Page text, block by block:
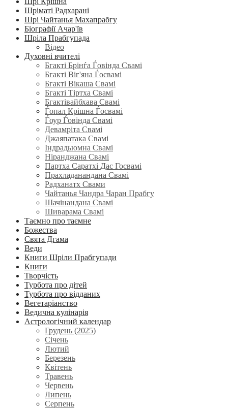
Шріматі Радхарані
Шрі Чайтанья Махапрабгу
Біографії Ачар'їв
Шріла Прабгупада
Відео
Духовні вчителі
Бгакті Брінѓа Ѓовінда Свамі
Бгакті Віг'яна Ѓосвамі
Бгакті Вікаша Свамі
Бгакті Тіртха Свамі
Бгактівайбхава Свамі
Ѓопал Крішна Ѓосвамі
Ѓоур Ѓовінда Свамі
Девамріта Свамі
Джаяпатака Свамі
Індрадьюмна Свамі
Ніранджана Свамі
Партха Саратхі Дас Госвамі
Прахладанандана Свамі
Радханатх Свами
Чайтанья Чандра Чаран Прабгу
Шачінандана Свамі
Шиварама Свамі
Таємно про таємне
Божества
Свята Дгама
Веди
Книги Шріли Прабгупади
Книги
Творчість
Турбота про дітей
Турбота про відданих
Вегетаріанство
Ведична кулінарія
Астрологічний календар
Грудень (2025)
Січень
Лютий
Березень
Квітень
Травень
Червень
Липень
Серпень